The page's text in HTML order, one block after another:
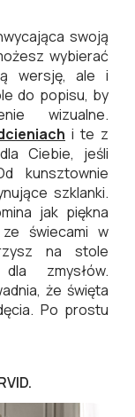
swoją
wybierać
wersję, ale i
do popisu, by
wizualne.
i te z
Ciebie, jeśli
kunsztownie
szklanki.
jak piękna
świecami w
na stole
zmysłów.
że święta
Po prostu